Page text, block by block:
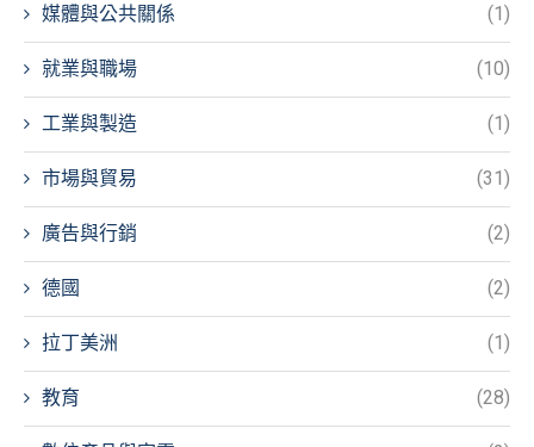
媒體與公共關係 (1)
就業與職場 (10)
工業與製造 (1)
市場與貿易 (31)
廣告與行銷 (2)
德國 (2)
拉丁美洲 (1)
教育 (28)